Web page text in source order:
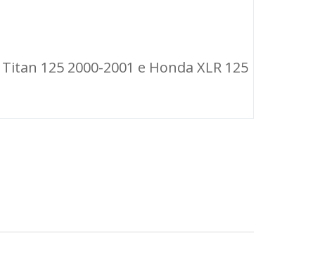
125 2000-2001 e Honda XLR 125